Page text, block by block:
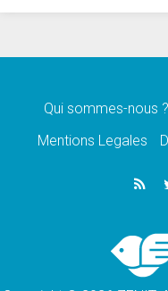
«La
Le
Léon XIV
un
Qui sommes-nous ?
Mentions Legales